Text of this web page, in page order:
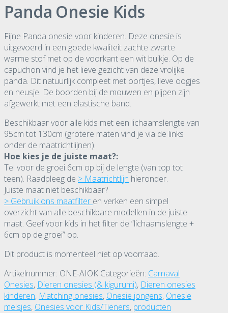
Panda Onesie Kids
Fijne Panda onesie voor kinderen. Deze onesie is
uitgevoerd in een goede kwaliteit zachte zwarte
warme stof met op de voorkant een wit buikje. Op de
capuchon vind je het lieve gezicht van deze vrolijke
panda. Dit natuurlijk compleet met oortjes, lieve oogjes
en neusje. De boorden bij de mouwen en pijpen zijn
afgewerkt met een elastische band.
Beschikbaar voor alle kids met een lichaamslengte van
95cm tot 130cm (grotere maten vind je via de links
onder de maatrichtlijnen).
Hoe kies je de juiste maat?:
Tel voor de groei 6cm op bij de lengte (van top tot
teen). Raadpleeg de > Maatrichtlijn hieronder.
Juiste maat niet beschikbaar?
> Gebruik ons maatfilter en verken een simpel
overzicht van alle beschikbare modellen in de juiste
maat. Geef voor kids in het filter de “lichaamslengte +
6cm op de groei” op.
Dit product is momenteel niet op voorraad.
Artikelnummer: ONE-AIOK Categorieën: Carnaval
Onesies, Dieren onesies (& kigurumi), Dieren onesies
kinderen, Matching onesies, Onesie jongens, Onesie
meisjes, Onesies voor Kids/Tieners, producten